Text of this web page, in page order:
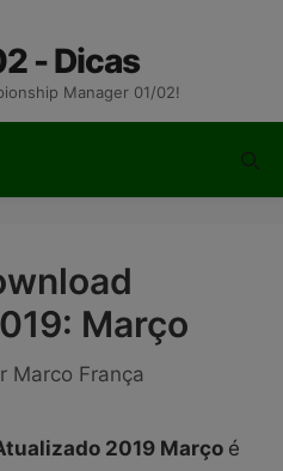
- Dicas
Manager 01/02!
Março
Marco França
2019 Março é